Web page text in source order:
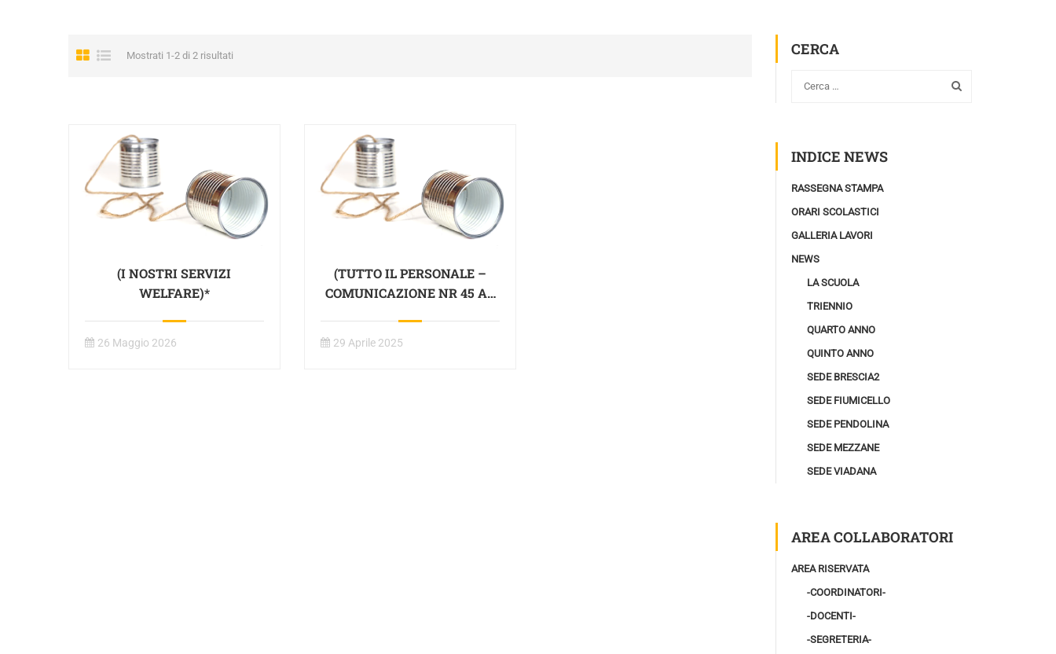
Mostrati 1-2 di 2 risultati
(I NOSTRI SERVIZI
WELFARE)*
26 Maggio 2026
(TUTTO IL PERSONALE –
COMUNICAZIONE NR 45 AF
29 Aprile 2025
CERCA
INDICE NEWS
RASSEGNA STAMPA
ORARI SCOLASTICI
GALLERIA LAVORI
NEWS
LA SCUOLA
TRIENNIO
QUARTO ANNO
QUINTO ANNO
SEDE BRESCIA2
SEDE FIUMICELLO
SEDE PENDOLINA
SEDE MEZZANE
SEDE VIADANA
AREA COLLABORATORI
AREA RISERVATA
-COORDINATORI-
-DOCENTI-
-SEGRETERIA-